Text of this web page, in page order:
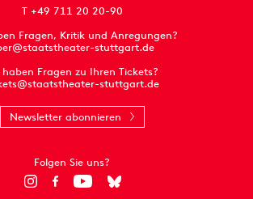
T +49 711 20 20-90
Fragen, Kritik und Anregungen?
stuttgart.de
haben Fragen zu Ihren Tickets?
stuttgart.de
Newsletter abonnieren
Folgen Sie uns?